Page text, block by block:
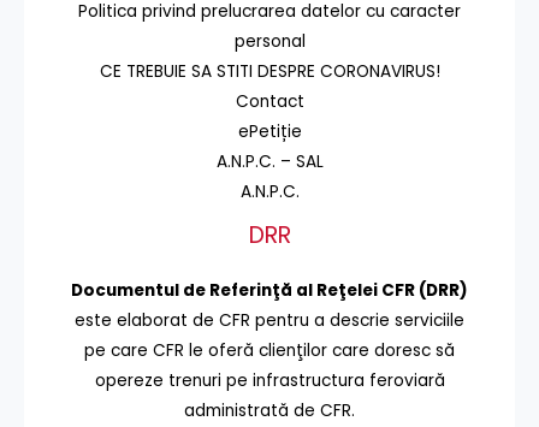
Politica privind prelucrarea datelor cu caracter
personal
CE TREBUIE SA STITI DESPRE CORONAVIRUS!
Contact
ePetiție
A.N.P.C. – SAL
A.N.P.C.
DRR
Documentul de Referinţă al Reţelei CFR (DRR)
este elaborat de CFR pentru a descrie serviciile
pe care CFR le oferă clienţilor care doresc să
opereze trenuri pe infrastructura feroviară
administrată de CFR.